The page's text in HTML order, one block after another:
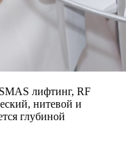
лифтинг, RF
нитевой и
глубиной